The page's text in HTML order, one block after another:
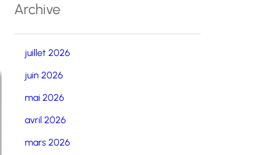
Archive
juillet 2026
juin 2026
mai 2026
avril 2026
mars 2026